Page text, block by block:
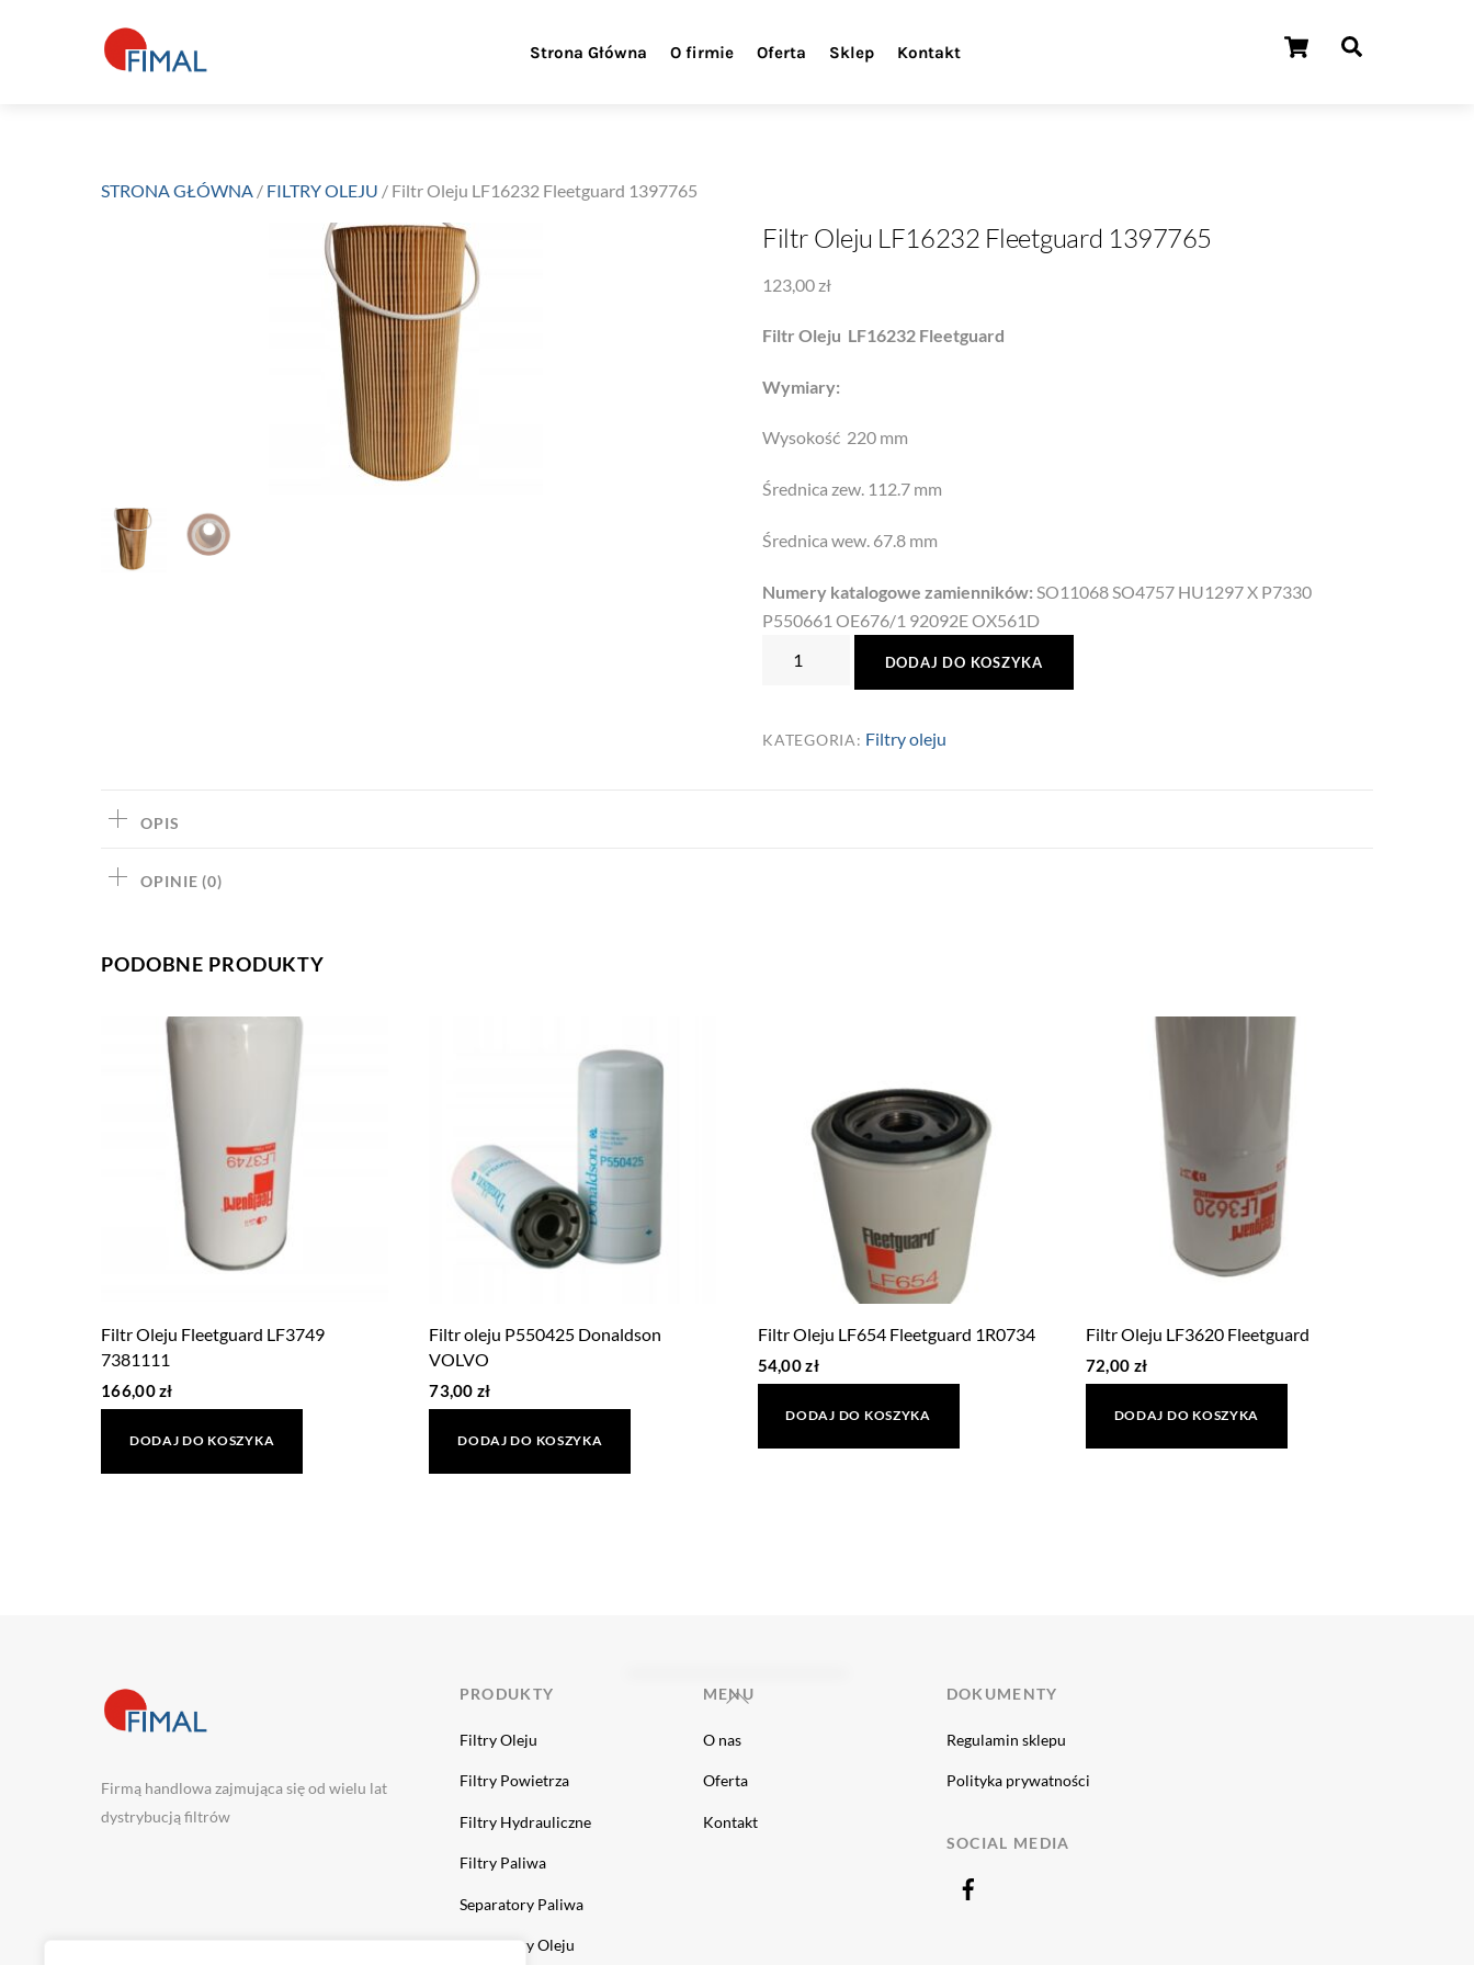
Koszyk
Strona Główna O firmie Oferta Sklep Kontakt
STRONA GŁÓWNA / FILTRY OLEJU / Filtr Oleju LF16232 Fleetguard 1397765
Filtr Oleju LF16232 Fleetguard 1397765
123,00 zł
Filtr Oleju LF16232 Fleetguard
Wymiary:
Wysokość 220 mm
Średnica zew. 112.7 mm
Średnica wew. 67.8 mm
Numery katalogowe zamienników: SO11068 SO4757 HU1297 X P7330
P550661 OE676/1 92092E OX561D
LF16232
DODAJ DO KOSZYKA
KATEGORIA: Filtry oleju
OPIS
OPINIE (0)
PODOBNE PRODUKTY
Filtr Oleju Fleetguard LF3749
7381111
166,00zł
DODAJ DO KOSZYKA
Filtr oleju P550425 Donaldson
VOLVO
73,00zł
DODAJ DO KOSZYKA
Filtr Oleju LF654 Fleetguard 1R0734
54,00zł
DODAJ DO KOSZYKA
Filtr Oleju LF3620 Fleetguard
72,00 zł
DODAJ DO KOSZYKA
Back
Top
Firmą handlowa zajmująca się od wielu lat
dystrybucją filtrów
PRODUKTY
Filtry Oleju
Filtry Powietrza
Filtry Hydrauliczne
Filtry Paliwa
Separatory Paliwa
Separatory Oleju
MENU
O nas
Oferta
Kontakt
DOKUMENTY
Regulamin sklepu
Polityka prywatności
SOCIAL MEDIA